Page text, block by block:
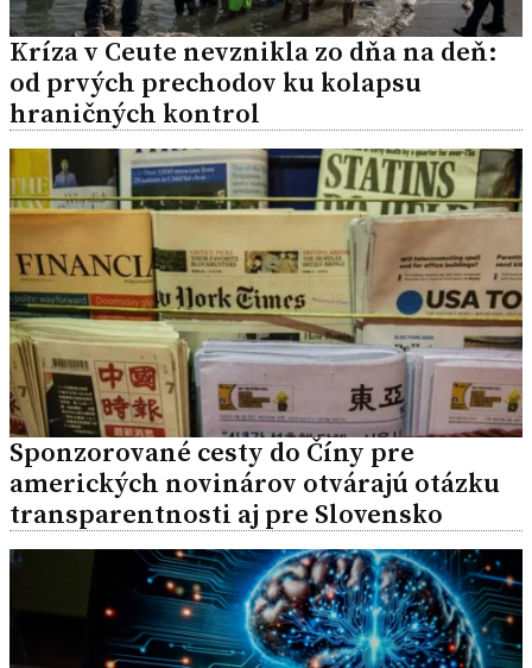
Kríza v Ceute nevznikla zo dňa na deň:
od prvých prechodov ku kolapsu
hraničných kontrol
Sponzorované cesty do Číny pre
amerických novinárov otvárajú otázku
transparentnosti aj pre Slovensko